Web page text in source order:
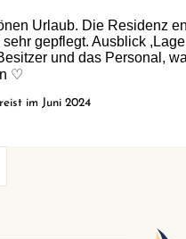
Urlaub. Die Residenz
gepflegt. Ausblick
und das Personal,
♡
im Juni 2024